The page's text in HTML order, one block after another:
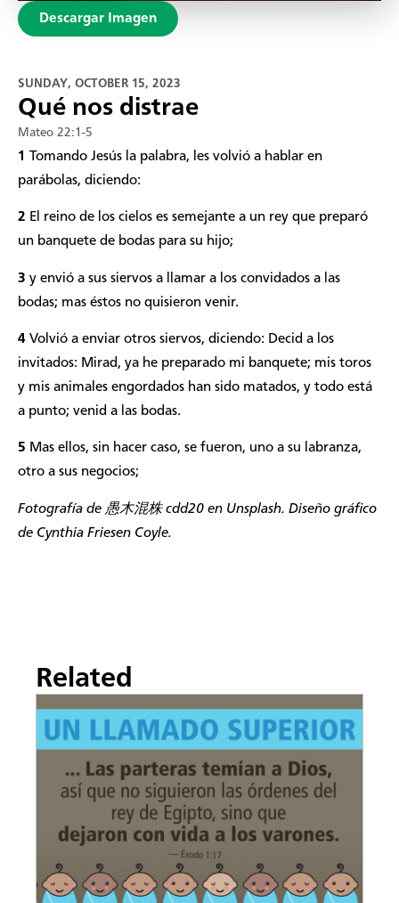
Descargar Imagen
SUNDAY, OCTOBER 15, 2023
Qué nos distrae
Mateo 22:1-5
1 Tomando Jesús la palabra, les volvió a hablar en
parábolas, diciendo:
2 El reino de los cielos es semejante a un rey que preparó
un banquete de bodas para su hijo;
3 y envió a sus siervos a llamar a los convidados a las
bodas; mas éstos no quisieron venir.
4 Volvió a enviar otros siervos, diciendo: Decid a los
invitados: Mirad, ya he preparado mi banquete; mis toros
y mis animales engordados han sido matados, y todo está
a punto; venid a las bodas.
5 Mas ellos, sin hacer caso, se fueron, uno a su labranza,
otro a sus negocios;
Fotografía de 愚木混株 cdd20 en Unsplash. Diseño gráfico
de Cynthia Friesen Coyle.
Related